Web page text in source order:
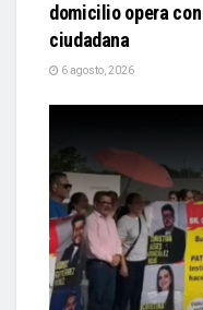
domicilio opera
ciudadana
6 agosto, 2026